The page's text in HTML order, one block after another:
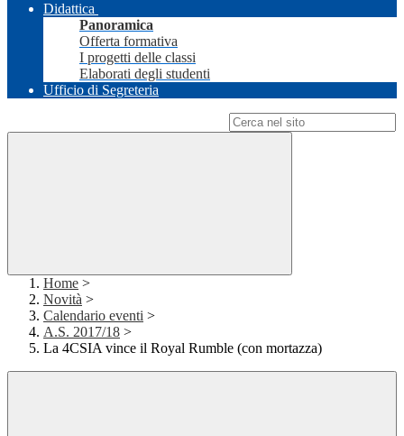
Didattica
Panoramica
Offerta formativa
I progetti delle classi
Elaborati degli studenti
Ufficio di Segreteria
Home >
Novità >
Calendario eventi >
A.S. 2017/18 >
La 4CSIA vince il Royal Rumble (con mortazza)